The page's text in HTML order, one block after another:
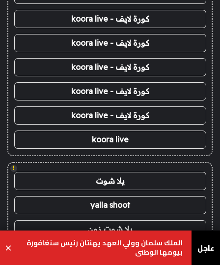
كورة لايف - koora live
كورة لايف - koora live
كورة لايف - koora live
كورة لايف - koora live
كورة لايف - koora live
koora live
!
يلا شوت
yalla shoot
يلا شوت زون
عاجل الملك سلمان وولي العهد يهنئان رئيس سنغافورة
بيومها الوطني ×